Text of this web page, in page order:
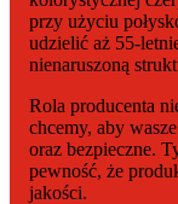
przy użyciu
udzielić aż 55-
nienaruszoną
Rola producenta
chcemy, aby
oraz bezpieczne.
pewność, że
jakości.